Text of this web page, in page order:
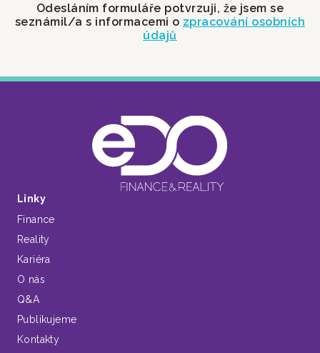
Odesláním formuláře potvrzuji, že jsem se
seznámil/a s informacemi o zpracování osobních
údajů
Linky
Finance
Reality
Kariéra
O nás
Q&A
Publikujeme
Kontakty